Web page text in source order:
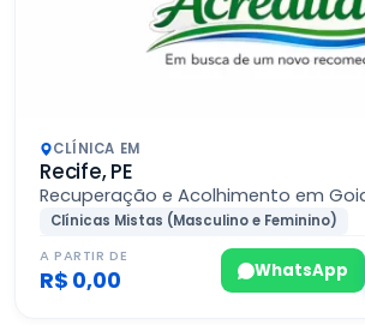
CLÍNICA EM
Recife, PE
Recuperação e Acolhimento em
Clínicas Mistas (Masculino e Feminino)
A PARTIR DE
R$ 0,00 WhatsApp